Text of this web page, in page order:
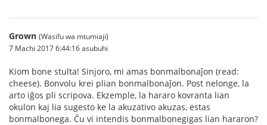
Grown (Wasifu wa mtumiaji)
7 Machi 2017 6:44:16 asubuhi
Kiom bone stulta! Sinjoro, mi amas bonmalbonaĵon (read:
cheese). Bonvolu krei plian bonmalbonaĵon. Post nelonge, la
arto iĝos pli scripova. Ekzemple, la hararo kovranta lian
okulon kaj lia sugesto ke la akuzativo akuzas, estas
bonmalbonega. Ĉu vi intendis bonmalbonegigas lian hararon?